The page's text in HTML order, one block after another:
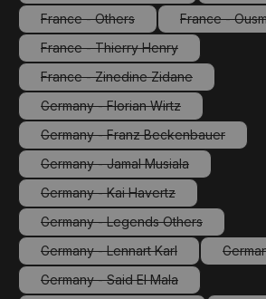
France - Others
(Diese Option ist zurzeit nicht
France -
France - Thierry Henry
(Diese Option ist zurzeit
France - Zinedine Zidane
(Diese Option ist zurzeit
Germany - Florian Wirtz
(Diese Option ist zurzeit
Germany - Franz Beckenbauer
(Diese Option ist zurzeit
Germany - Jamal Musiala
(Diese Option ist zurzeit
Germany - Kai Havertz
(Diese Option ist zurzeit nicht
Germany - Legends Others
(Diese Option ist zurzeit
Germany - Lennart Karl
(Diese Option ist zurzeit nicht
Germany - Said El Mala
(Diese Option ist zurzeit